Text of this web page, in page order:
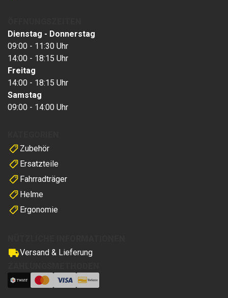
Zubehör
Ersatzteile
Fahrradträger
Helme
Ergonomie
Versand & Lieferung
Dienstag - Donnerstag
09:00 - 11:30 Uhr
14:00 - 18:15 Uhr
Freitag
14:00 - 18:15 Uhr
Samstag
09:00 - 14:00 Uhr